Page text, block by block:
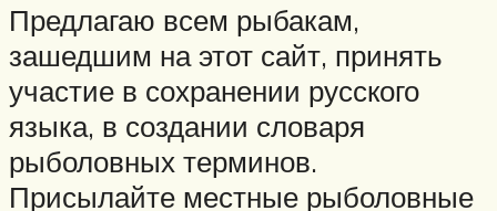
Предлагаю всем рыбакам,
зашедшим на этот сайт, принять
участие в сохранении русского
языка, в создании словаря
рыболовных терминов.
Присылайте местные рыболовные